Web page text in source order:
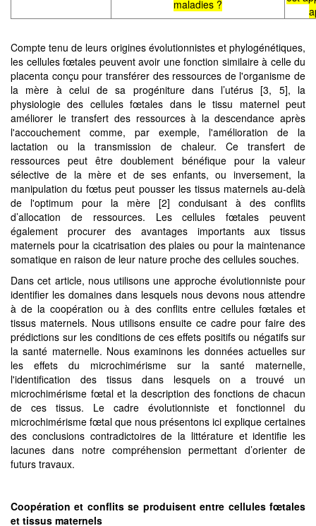
maladies ?
Compte tenu de leurs origines évolutionnistes et phylogénétiques,
les cellules fœtales peuvent avoir une fonction similaire à celle du
placenta conçu pour transférer des ressources de l'organisme de
la mère à celui de sa progéniture dans l’utérus [3, 5], la
physiologie des cellules fœtales dans le tissu maternel peut
améliorer le transfert des ressources à la descendance après
l'accouchement comme, par exemple, l'amélioration de la
lactation ou la transmission de chaleur. Ce transfert de
ressources peut être doublement bénéfique pour la valeur
sélective de la mère et de ses enfants, ou inversement, la
manipulation du fœtus peut pousser les tissus maternels au-delà
de l'optimum pour la mère [2] conduisant à des conflits
d’allocation de ressources. Les cellules fœtales peuvent
également procurer des avantages importants aux tissus
maternels pour la cicatrisation des plaies ou pour la maintenance
somatique en raison de leur nature proche des cellules souches.
Dans cet article, nous utilisons une approche évolutionniste pour
identifier les domaines dans lesquels nous devons nous attendre
à de la coopération ou à des conflits entre cellules fœtales et
tissus maternels. Nous utilisons ensuite ce cadre pour faire des
prédictions sur les conditions de ces effets positifs ou négatifs sur
la santé maternelle. Nous examinons les données actuelles sur
les effets du microchimérisme sur la santé maternelle,
l'identification des tissus dans lesquels on a trouvé un
microchimérisme fœtal et la description des fonctions de chacun
de ces tissus. Le cadre évolutionniste et fonctionnel du
microchimérisme fœtal que nous présentons ici explique certaines
des conclusions contradictoires de la littérature et identifie les
lacunes dans notre compréhension permettant d’orienter de
futurs travaux.
Coopération et conflits se produisent entre cellules fœtales
et tissus maternels